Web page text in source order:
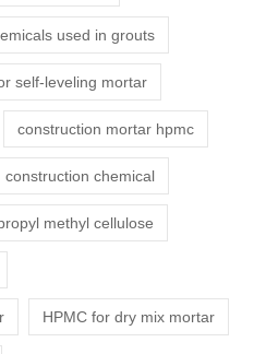
used in grouts
self-leveling mortar
construction mortar hpmc
construction chemical
methyl cellulose
HPMC for dry mix mortar